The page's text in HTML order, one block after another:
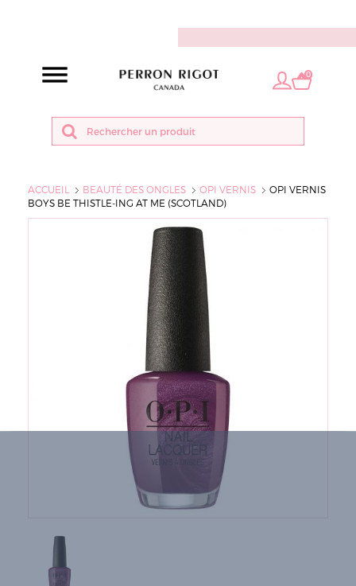
0
ACCUEIL BEAUTÉ DES ONGLES OPI VERNIS
OPI VERNIS
BOYS BE THISTLE-ING AT ME (SCOTLAND)